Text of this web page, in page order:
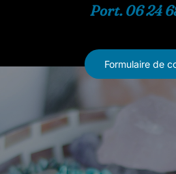
Port. 06 24
Formulaire de